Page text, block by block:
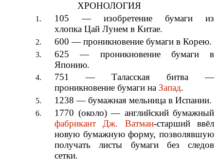
ХРОНОЛОГИЯ
105 — изобретение бумаги из
хлопка Цай Лунем вКитае.
600 — проникновение бумаги вКорею.
625 — проникновение бумаги в
Японию.
751 —Таласская битва —
проникновение бумаги на Запад.
1238 — бумажнаямельница вИспании.
1770 (около) — английский бумажный
фабрикант
Дж. Ватман-старший ввёл
новую бумажную форму, позволявшую
получатьлисты бумаги без следов
сетки.